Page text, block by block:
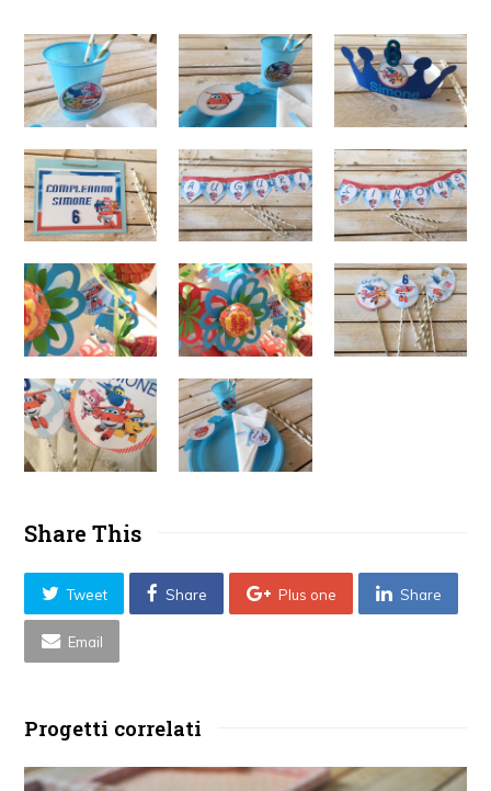
Share This
Tweet Share Plus one Share
Email
Progetti correlati